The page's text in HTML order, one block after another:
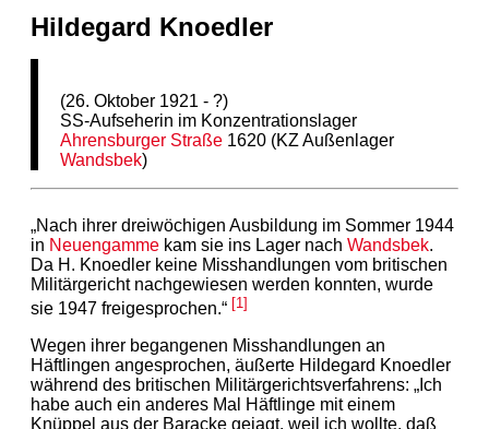
Hildegard Knoedler
(26. Oktober 1921 - ?)
SS-Aufseherin im Konzentrationslager
Ahrensburger Straße 1620 (KZ Außenlager
Wandsbek)
„Nach ihrer dreiwöchigen Ausbildung im Sommer 1944
in Neuengamme kam sie ins Lager nach Wandsbek.
Da H. Knoedler keine Misshandlungen vom britischen
Militärgericht nachgewiesen werden konnten, wurde
sie 1947 freigesprochen.“ [1]
Wegen ihrer begangenen Misshandlungen an
Häftlingen angesprochen, äußerte Hildegard Knoedler
während des britischen Militärgerichtsverfahrens: „Ich
habe auch ein anderes Mal Häftlinge mit einem
Knüppel aus der Baracke gejagt, weil ich wollte, daß